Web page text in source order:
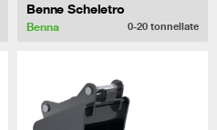
Benne Scheletro
Benna 0-20 tonnellate